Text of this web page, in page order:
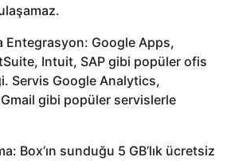
Entegrasyon: Google Apps,
Intuit, SAP gibi popüler ofis
Servis Google Analytics,
gibi popüler servislerle
Box’ın sunduğu 5 GB’lık ücretsiz